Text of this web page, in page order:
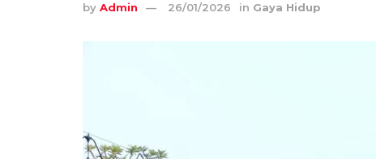
by Admin 26/01/2026 in Gaya Hidup